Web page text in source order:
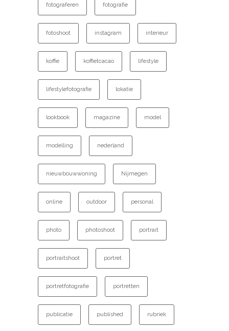
fotograferen fotografie
fotoshoot instagram interieur
koffie koffietcacao lifestyle
lifestylefotografie lokatie
lookbook magazine model
modelling nederland
nieuwbouwwoning Nijmegen
online outdoor personal
photo photoshoot portrait
portraitshoot portret
portretfotografie portretten
publicatie published rubriek